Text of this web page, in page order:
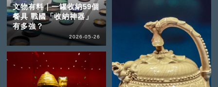
文物有料｜一罐收納59個
餐具 戰國「收納神器」
有多強？
2026-05-26